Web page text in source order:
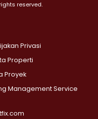
>
>
reserved.
Privasi
Properti
Proyek
Management Service